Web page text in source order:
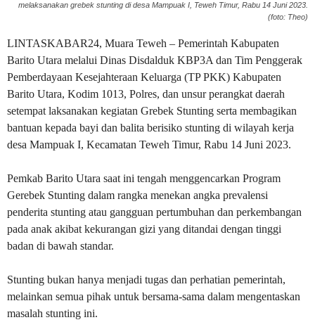
melaksanakan grebek stunting di desa Mampuak I, Teweh Timur, Rabu 14 Juni 2023.
(foto: Theo)
LINTASKABAR24, Muara Teweh – Pemerintah Kabupaten
Barito Utara melalui Dinas Disdalduk KBP3A dan Tim Penggerak
Pemberdayaan Kesejahteraan Keluarga (TP PKK) Kabupaten
Barito Utara, Kodim 1013, Polres, dan unsur perangkat daerah
setempat laksanakan kegiatan Grebek Stunting serta membagikan
bantuan kepada bayi dan balita berisiko stunting di wilayah kerja
desa Mampuak I, Kecamatan Teweh Timur, Rabu 14 Juni 2023.
Pemkab Barito Utara saat ini tengah menggencarkan Program
Gerebek Stunting dalam rangka menekan angka prevalensi
penderita stunting atau gangguan pertumbuhan dan perkembangan
pada anak akibat kekurangan gizi yang ditandai dengan tinggi
badan di bawah standar.
Stunting bukan hanya menjadi tugas dan perhatian pemerintah,
melainkan semua pihak untuk bersama-sama dalam mengentaskan
masalah stunting ini.